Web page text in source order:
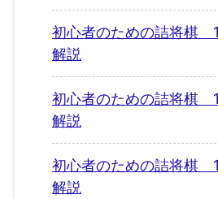
初心者のための詰将棋
解説
初心者のための詰将棋
解説
初心者のための詰将棋
解説